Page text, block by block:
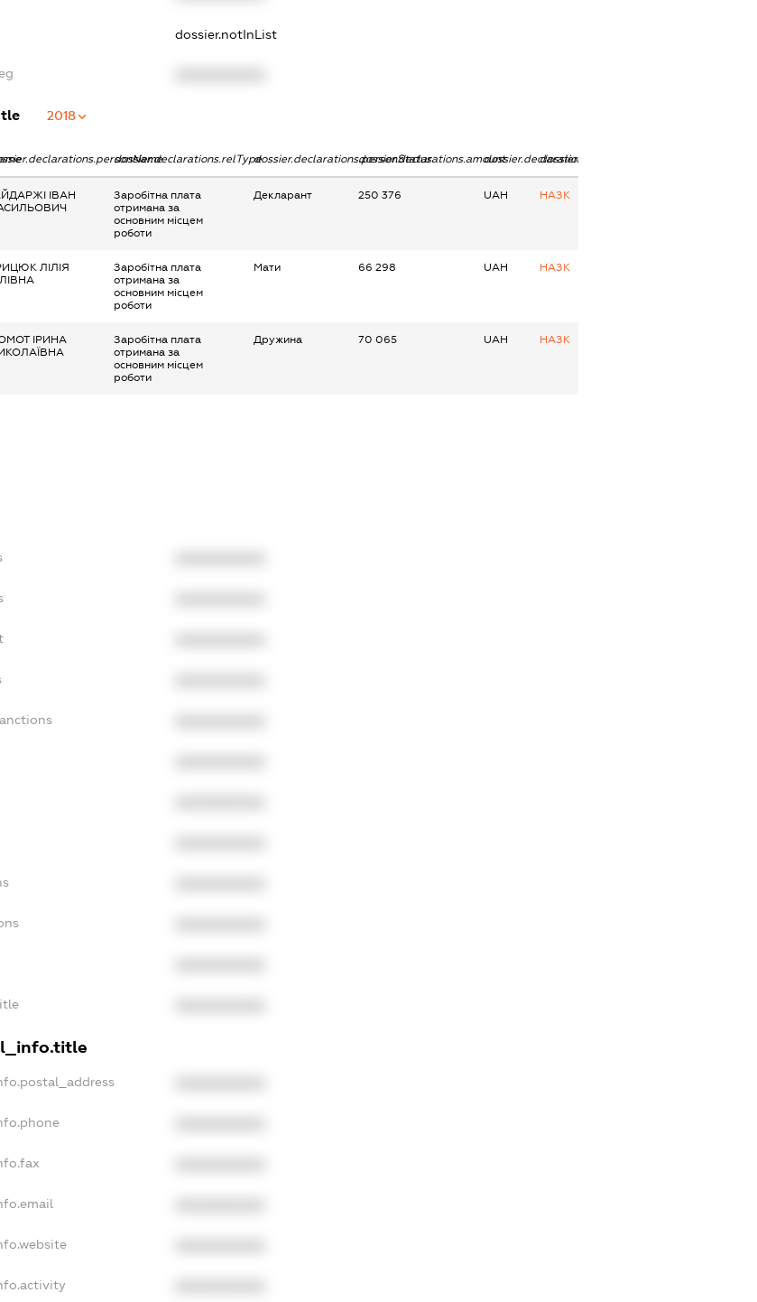
dossier.notInList
2018
dossier.declarations.relTypedossier.declarations.personStatusdossier.declarations.amountdossier.declarations.currency
dossier.declarations.source
ІВАН
Заробітна плата
отримана за
основним місцем
роботи
Декларант 250 376 UAH НАЗК
ЛІЛІЯ
Заробітна плата
отримана за
основним місцем
роботи
Мати 66 298 UAH НАЗК
ІРИНА
Заробітна плата
отримана за
основним місцем
роботи
Дружина 70 065 UAH НАЗК